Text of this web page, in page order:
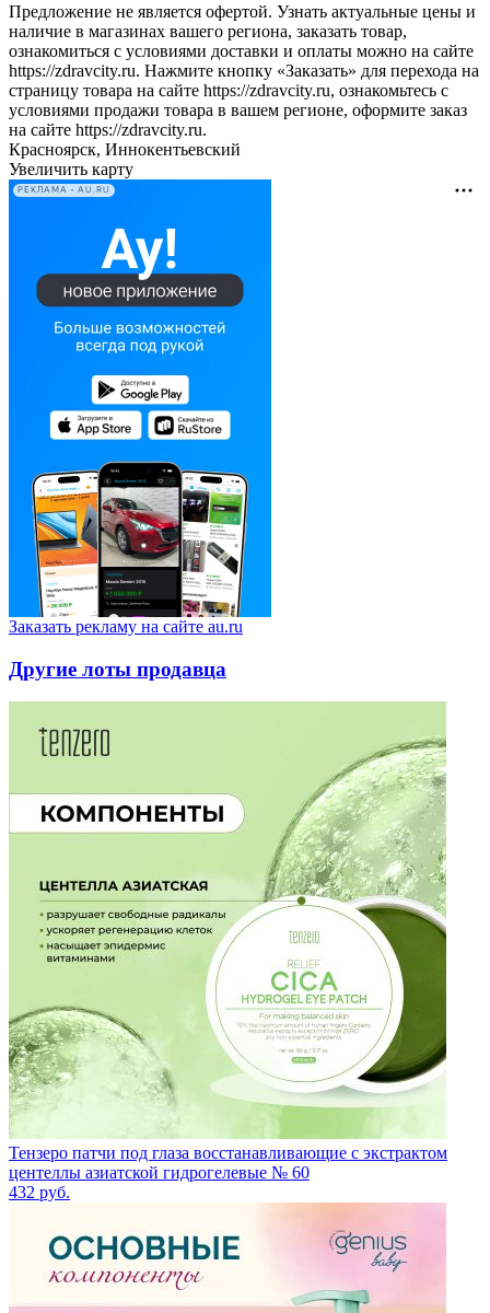
Предложение не является офертой. Узнать актуальные цены и
наличие в магазинах вашего региона, заказать товар,
ознакомиться с условиями доставки и оплаты можно на сайте
https://zdravcity.ru. Нажмите кнопку «Заказать» для перехода на
страницу товара на сайте https://zdravcity.ru, ознакомьтесь с
условиями продажи товара в вашем регионе, оформите заказ
на сайте https://zdravcity.ru.
Красноярск, Иннокентьевский
Увеличить карту
РЕКЛАМА • AU.RU
Заказать рекламу на сайте au.ru
Другие лоты продавца
Тензеро патчи под глаза восстанавливающие с экстрактом
центеллы азиатской гидрогелевые № 60
432 руб.